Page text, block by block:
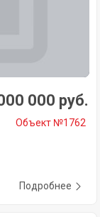
000 руб.
Объект №1762
Подробнее